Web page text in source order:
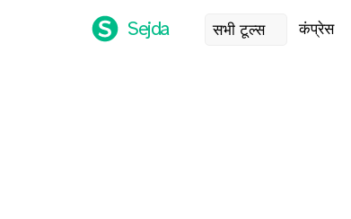
Sejda सभी टूल्स कंप्रेस